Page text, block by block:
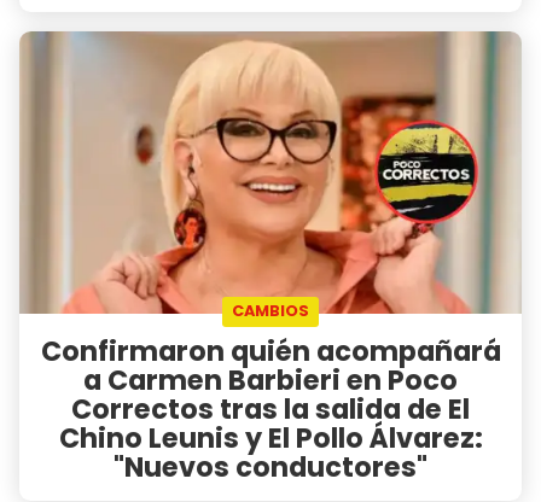
CAMBIOS
Confirmaron quién acompañará
a Carmen Barbieri en Poco
Correctos tras la salida de El
Chino Leunis y El Pollo Álvarez:
"Nuevos conductores"